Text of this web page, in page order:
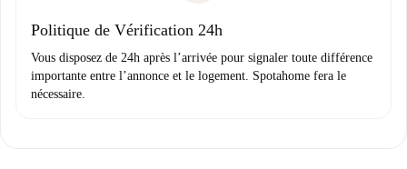
Politique de Vérification 24h
Vous disposez de 24h après l’arrivée pour signaler toute différence
importante entre l’annonce et le logement. Spotahome fera le
nécessaire.